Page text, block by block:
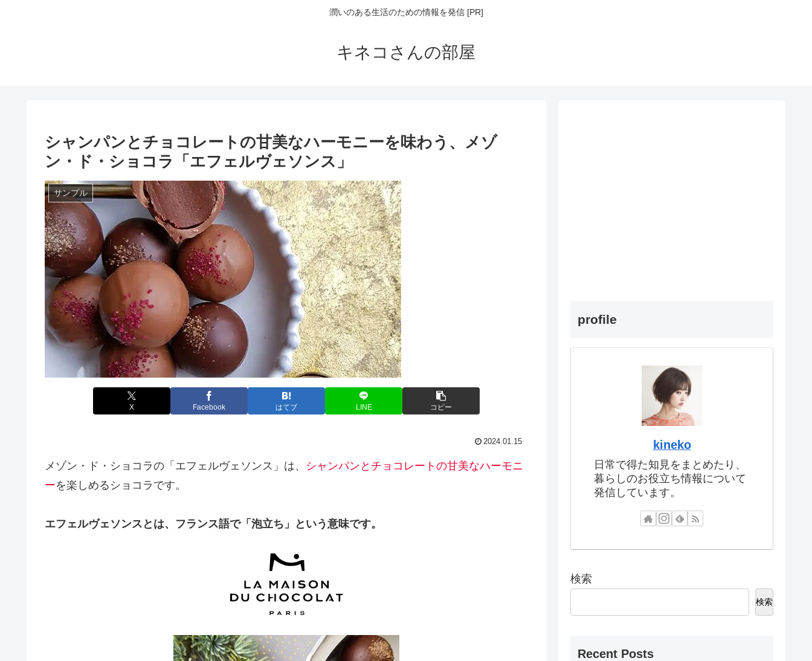
潤いのある生活のための情報を発信 [PR]
キネコさんの部屋
シャンパンとチョコレートの甘美なハーモニーを味わう、メゾ
ン・ド・ショコラ「エフェルヴェソンス」
サンプル
X Facebook はてブ LINE コピー
2024.01.15
メゾン・ド・ショコラの「エフェルヴェソンス」は、 シャンパンとチョコレートの甘美なハーモニ
ーを楽しめるショコラです。
エフェルヴェソンスとは、フランス語で「泡立ち」という意味です。
profile
kineko
日常で得た知見をまとめたり、
暮らしのお役立ち情報について
発信しています。
検索
検索
Recent Posts